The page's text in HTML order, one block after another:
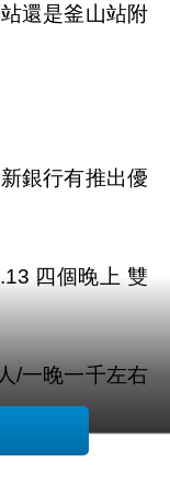
還是釜山站附
銀行有推出優
四個晚上 雙
/一晚一千左右